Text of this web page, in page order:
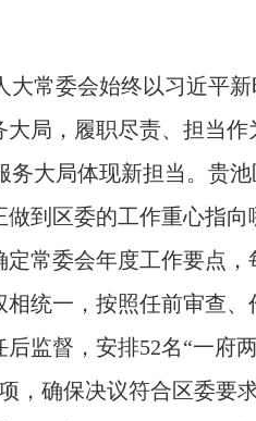
大常委会始终以习近平
局，履职尽责、担当
务大局体现新担当。贵
做到区委的工作重心指
定常委会年度工作要点
统一，按照任前审查
后监督，安排52名“一府
，确保决议符合区委要